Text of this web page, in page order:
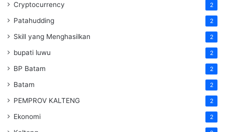
Cryptocurrency 2
Patahudding 2
Skill yang Menghasilkan 2
bupati luwu 2
BP Batam 2
Batam 2
PEMPROV KALTENG 2
Ekonomi 2